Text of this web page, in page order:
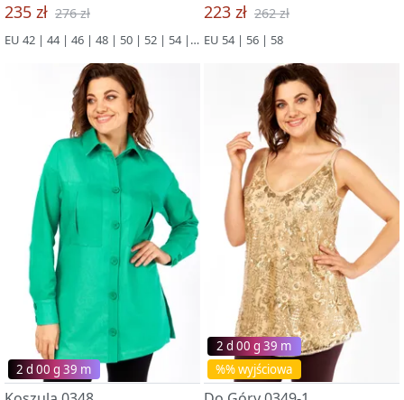
235 zł 276 zł
EU 42 | 44 | 46 | 48 | 50 | 52 | 54 | 56 | 58 | 60 | 62 | 64 | 66
223 zł 262 zł
EU 54 | 56 | 58
2 d 00 g 39 m %% wyjściowa
2 d 00 g 39 m